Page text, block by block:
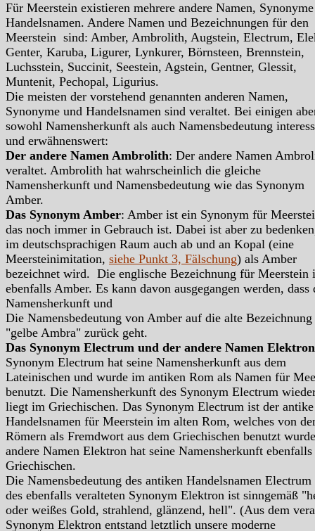
Für Meerstein existieren mehrere andere Namen,
Handelsnamen. Andere Namen und Bezeichnungen für den
Meerstein sind: Amber, Ambrolith, Augstein, Electrum,
Genter, Karuba, Ligurer, Lynkurer, Börnsteen, Brennstein,
Luchsstein, Succinit, Seestein, Agstein, Gentner, Glessit,
Muntenit, Pechopal, Ligurius.
Die meisten der vorstehend genannten anderen Namen,
Synonyme und Handelsnamen sind veraltet. Bei einigen
sowohl Namensherkunft als auch Namensbedeutung
und erwähnenswert:
Der andere Namen Ambrolith: Der andere Namen
veraltet. Ambrolith hat wahrscheinlich die gleiche
Namensherkunft und Namensbedeutung wie das Synonym
Amber.
Das Synonym Amber: Amber ist ein Synonym für
das noch immer in Gebrauch ist. Dabei ist aber zu
im deutschsprachigen Raum auch ab und an Kopal (eine
Meersteinimitation, siehe Punkt 3, Fälschung) als Amber
bezeichnet wird. Die englische Bezeichnung für Meerstein
ebenfalls Amber. Es kann davon ausgegangen werden, dass
Namensherkunft und
Die Namensbedeutung von Amber auf die alte Bezeichnung
"gelbe Ambra" zurück geht.
Das Synonym Electrum und der andere Namen Elektron
Synonym Electrum hat seine Namensherkunft aus dem
Lateinischen und wurde im antiken Rom als Namen für
benutzt. Die Namensherkunft des Synonym Electrum
liegt im Griechischen. Das Synonym Electrum ist der antike
Handelsnamen für Meerstein im alten Rom, welches von
Römern als Fremdwort aus dem Griechischen benutzt
andere Namen Elektron hat seine Namensherkunft
Griechischen.
Die Namensbedeutung des antiken Handelsnamen Electrum
des ebenfalls veralteten Synonym Elektron ist sinngemäß
oder weißes Gold, strahlend, glänzend, hell". (Aus dem
Synonym Elektron entstand letztlich unsere moderne